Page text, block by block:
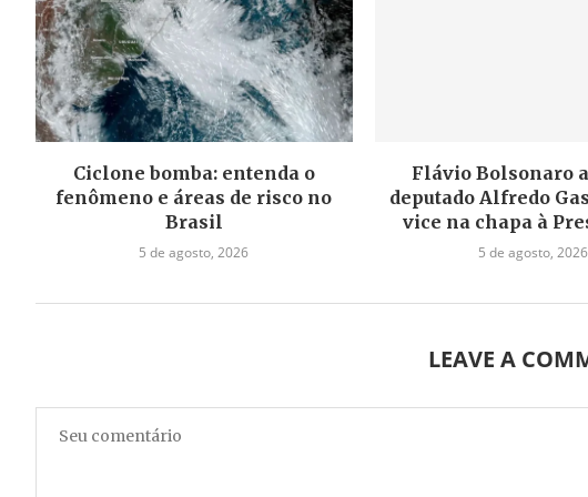
Ciclone bomba: entenda o
fenômeno e áreas de risco no
Brasil
5 de agosto, 2026
Flávio Bolsonaro
deputado Alfredo
vice na chapa à
5 de agosto, 2026
LEAVE A